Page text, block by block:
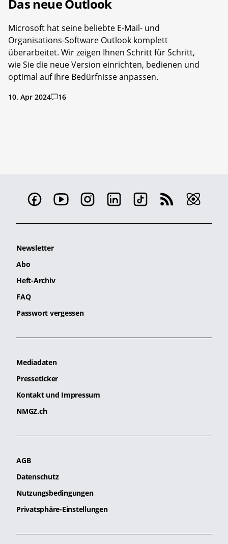
Das neue Outlook
Microsoft hat seine beliebte E-Mail- und
Organisations-Software Outlook komplett
überarbeitet. Wir zeigen Ihnen Schritt für Schritt,
wie Sie die neue Version einrichten, bedienen und
optimal auf Ihre Bedürfnisse anpassen.
10. Apr 2024 16
Newsletter
Abo
Heft-Archiv
FAQ
Passwort vergessen
Mediadaten
Presseticker
Kontakt und Impressum
NMGZ.ch
AGB
Datenschutz
Nutzungsbedingungen
Privatsphäre-Einstellungen